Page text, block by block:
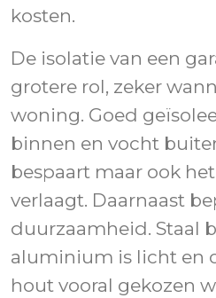
kosten.
De isolatie van een
grotere rol, zeker
woning. Goed
binnen en vocht
bespaart maar ook
verlaagt. Daarnaast
duurzaamheid. Staal
aluminium is licht en
hout vooral gekozen